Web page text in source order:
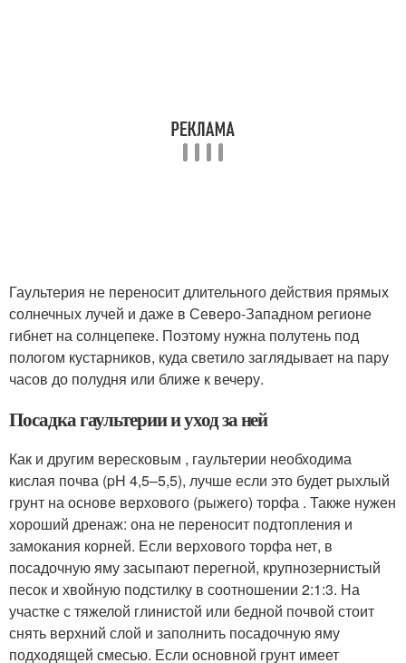
Гаультерия не переносит длительного действия прямых
солнечных лучей и даже в Северо-Западном регионе
гибнет на солнцепеке. Поэтому нужна полутень под
пологом кустарников, куда светило заглядывает на пару
часов до полудня или ближе к вечеру.
Посадка гаультерии и уход за ней
Как и другим вересковым , гаультерии необходима
кислая почва (pH 4,5–5,5), лучше если это будет рыхлый
грунт на основе верхового (рыжего) торфа . Также нужен
хороший дренаж: она не переносит подтопления и
замокания корней. Если верхового торфа нет, в
посадочную яму засыпают перегной, крупнозернистый
песок и хвойную подстилку в соотношении 2:1:3. На
участке с тяжелой глинистой или бедной почвой стоит
снять верхний слой и заполнить посадочную яму
подходящей смесью. Если основной грунт имеет